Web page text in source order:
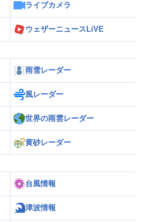
ライブカメラ
ウェザーニュースLiVE
雨雪レーダー
風レーダー
世界の雨雲レーダー
黄砂レーダー
台風情報
津波情報